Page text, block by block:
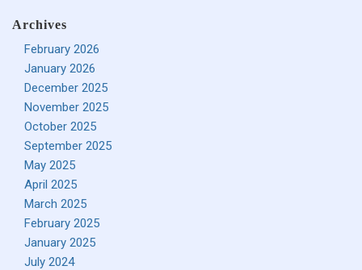
Archives
February 2026
January 2026
December 2025
November 2025
October 2025
September 2025
May 2025
April 2025
March 2025
February 2025
January 2025
July 2024